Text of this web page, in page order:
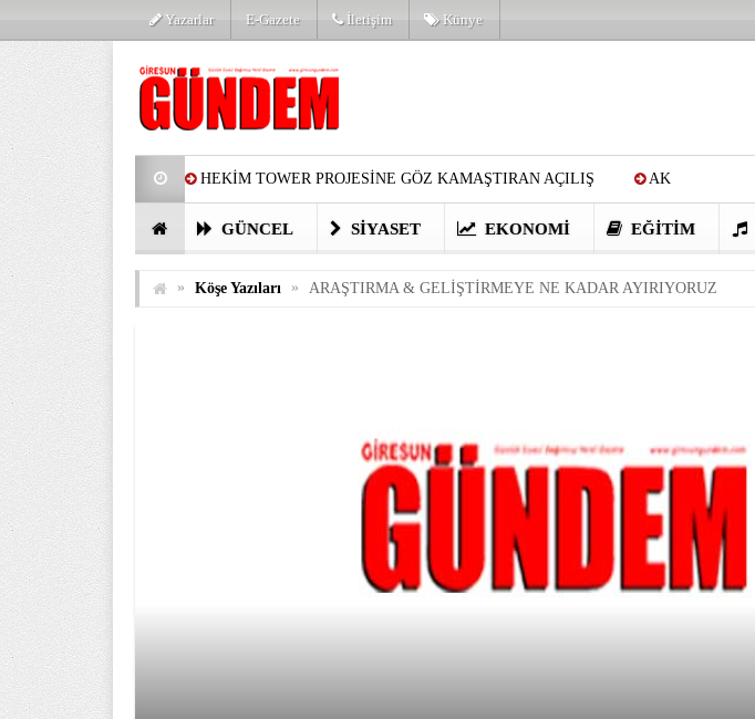
Yazarlar E-Gazete İletişim Künye
HEKİM TOWER PROJESİNE GÖZ KAMAŞTIRAN AÇILIŞ AK
PARTİ’DE YENİ YÜZLER HARUN CİCİ: VİDEOYU GÖRÜNCE
GÜNCEL SIYASET EKONOMI EĞITIM
» Köşe Yazıları » ARAŞTIRMA & GELİŞTİRMEYE NE KADAR AYIRIYORUZ